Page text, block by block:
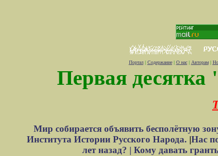
Портал| Содержание| О нас| Авторам|
Первая десятка
Мир собирается объявить бесполётную
Института Истории Русского Народа. |Нас
лет назад? | Кому давать